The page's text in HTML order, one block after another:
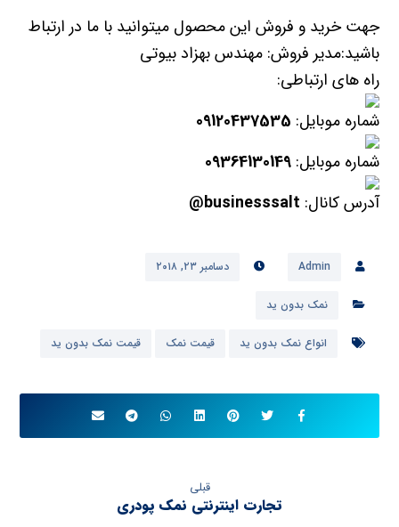
جهت خرید و فروش این محصول میتوانید با ما در ارتباط
باشید:مدیر فروش: مهندس بهزاد بیوتی
راه های ارتباطی:
شماره موبایل: 09120437535
شماره موبایل:09364130149
آدرس کانال: businesssalt@
Admin دسامبر ۲۳, ۲۰۱۸
نمک بدون ید
انواع نمک بدون ید قیمت نمک قیمت نمک بدون ید
قبلی
تجارت اینترنتی نمک پودری